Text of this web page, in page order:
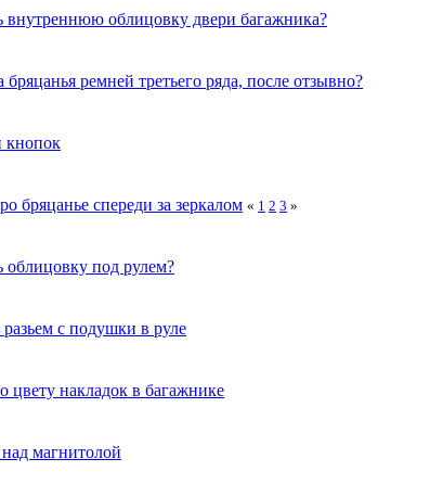
внутреннюю облицовку двери багажника?
ремней третьего ряда, после отзывно?
кнопок
бряцанье спереди за зеркалом « 1 2 3 »
облицовку под рулем?
разьем с подушки в руле
цвету накладок в багажнике
магнитолой